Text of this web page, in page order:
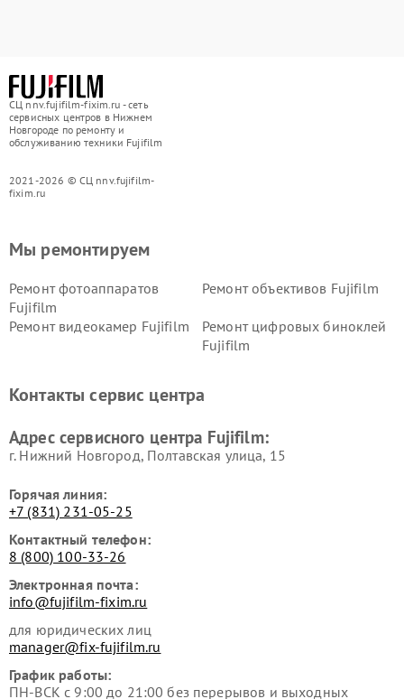
СЦ nnv.fujifilm-fixim.ru - сеть
сервисных центров в Нижнем
Новгороде по ремонту и
обслуживанию техники Fujifilm
2021-2026 © СЦ nnv.fujifilm-
fixim.ru
Мы ремонтируем
Ремонт фотоаппаратов
Fujifilm
Ремонт объективов Fujifilm
Ремонт видеокамер Fujifilm
Ремонт цифровых биноклей
Fujifilm
Контакты сервис центра
Адрес сервисного центра Fujifilm:
г. Нижний Новгород, Полтавская улица, 15
Горячая линия:
+7 (831) 231-05-25
Контактный телефон:
8 (800) 100-33-26
Электронная почта:
info@fujifilm-fixim.ru
для юридических лиц
manager@fix-fujifilm.ru
График работы:
ПН-ВСК с 9:00 до 21:00 без перерывов и выходных